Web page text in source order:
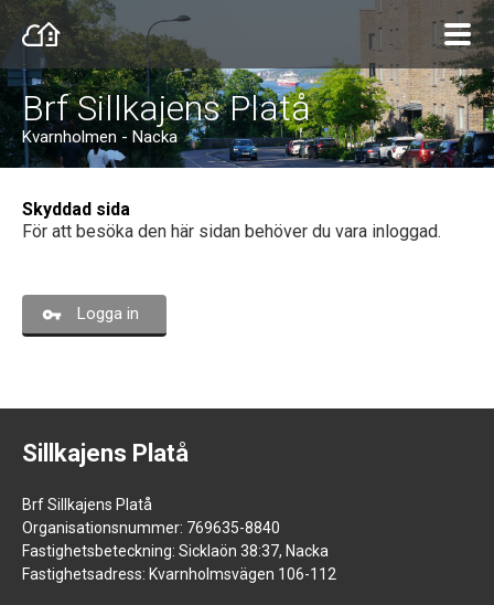
Brf Sillkajens Platå
Kvarnholmen - Nacka
Skyddad sida
För att besöka den här sidan behöver du vara inloggad.
Logga in
Sillkajens Platå
Brf Sillkajens Platå
Organisationsnummer: 769635-8840
Fastighetsbeteckning: Sicklaön 38:37, Nacka
Fastighetsadress: Kvarnholmsvägen 106-112